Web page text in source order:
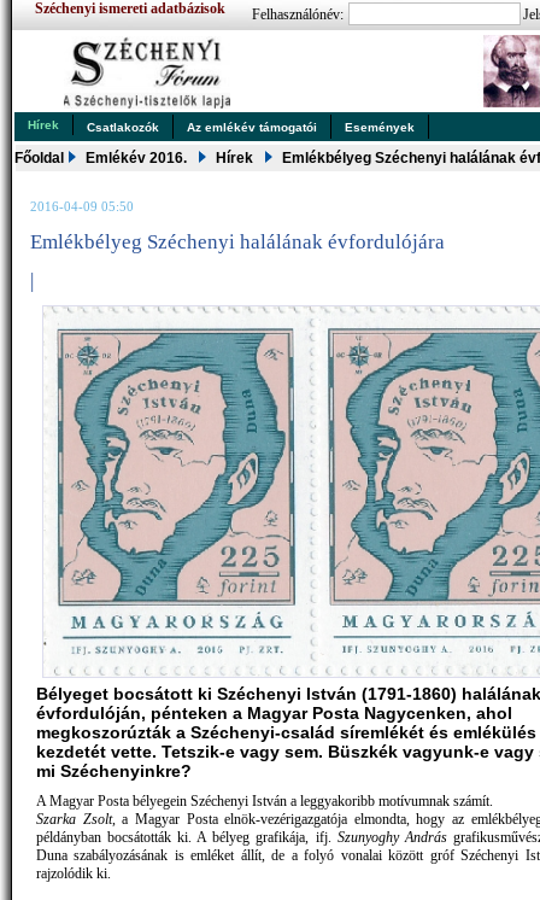
Széchenyi ismereti adatbázisok Felhasználónév:
Hírek Csatlakozók Az emlékév támogatói Események
Főoldal Emlékév 2016. Hírek Emlékbélyeg Széchenyi halálának
2016-04-09 05:50
Emlékbélyeg Széchenyi halálának évfordulójára
|
Bélyeget bocsátott ki Széchenyi István (1791-1860) halálának
évfordulóján, pénteken a Magyar Posta Nagycenken, ahol
megkoszorúzták a Széchenyi-család síremlékét és
kezdetét vette. Tetszik-e vagy sem. Büszkék vagyunk-e vagy
mi Széchenyinkre?
A Magyar Posta bélyegein Széchenyi István a leggyakoribb motívumnak számít.
Szarka Zsolt, a Magyar Posta elnök-vezérigazgatója elmondta, hogy az
példányban bocsátották ki. A bélyeg grafikája, ifj. Szunyoghy András
Duna szabályozásának is emléket állít, de a folyó vonalai között gróf Széchenyi
rajzolódik ki.